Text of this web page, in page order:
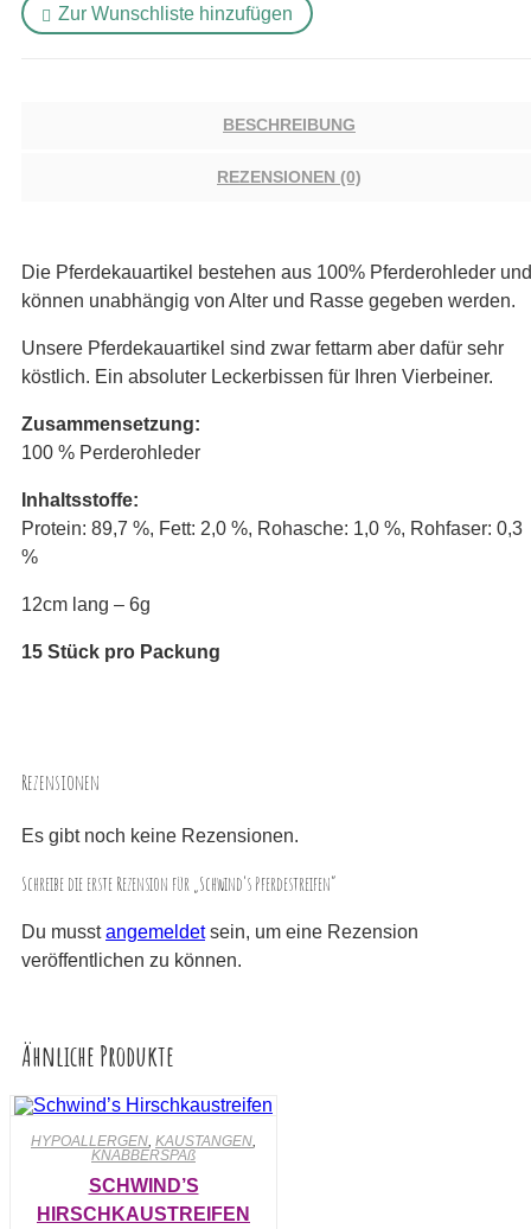
MengeZur Wunschliste hinzufügen
BESCHREIBUNG
REZENSIONEN (0)
Die Pferdekauartikel bestehen aus 100% Pferderohleder und
können unabhängig von Alter und Rasse gegeben werden.
Unsere Pferdekauartikel sind zwar fettarm aber dafür sehr
köstlich. Ein absoluter Leckerbissen für Ihren Vierbeiner.
Zusammensetzung:
100 % Perderohleder
Inhaltsstoffe:
Protein: 89,7 %, Fett: 2,0 %, Rohasche: 1,0 %, Rohfaser: 0,3
%
12cm lang – 6g
15 Stück pro Packung
Rezensionen
Es gibt noch keine Rezensionen.
Schreibe die erste Rezension für „Schwind’s Pferdestreifen“
Du musstangemeldetsein, um eine Rezension
veröffentlichen zu können.
Ähnliche Produkte
HYPOALLERGEN, KAUSTANGEN,
KNABBERSPAß
SCHWIND’S
HIRSCHKAUSTREIFEN